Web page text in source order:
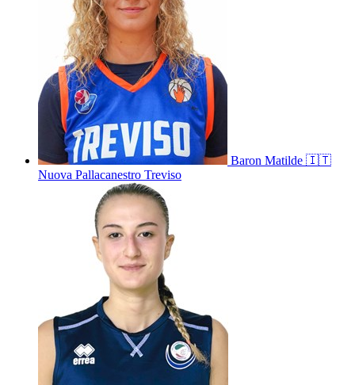
Baron Matilde 🇮🇹
Nuova Pallacanestro Treviso